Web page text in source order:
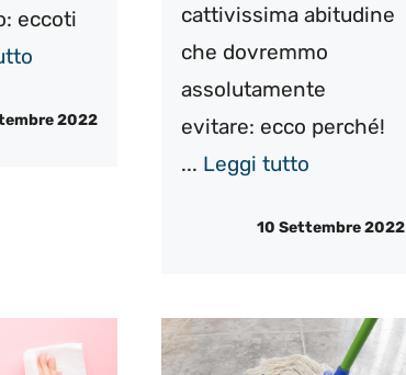
eccoti
2022
cattivissima abitudine
che dovremmo
assolutamente
evitare: ecco perché!
... Leggi tutto
10 Settembre 2022